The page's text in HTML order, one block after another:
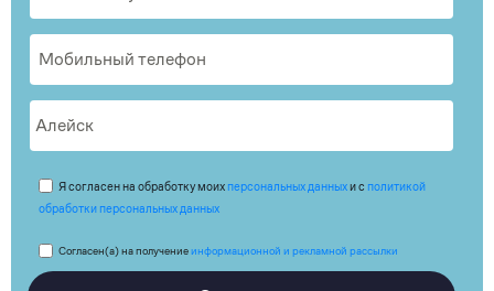
Я согласен на обработку моих персональных данныхи с политикой
обработки персональных данных
Согласен(а) на получениеинформационной и рекламной рассылки